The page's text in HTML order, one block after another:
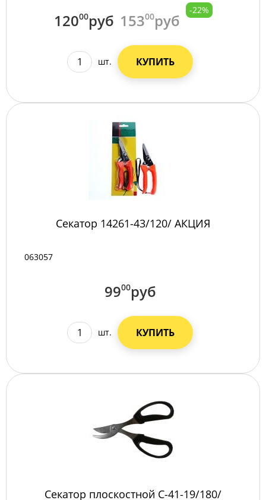
12000руб 15300руб
-22%
шт. КУПИТЬ
Секатор 14261-43/120/ АКЦИЯ
063057
9900руб
шт. КУПИТЬ
Секатор плоскостной С-41-19/180/